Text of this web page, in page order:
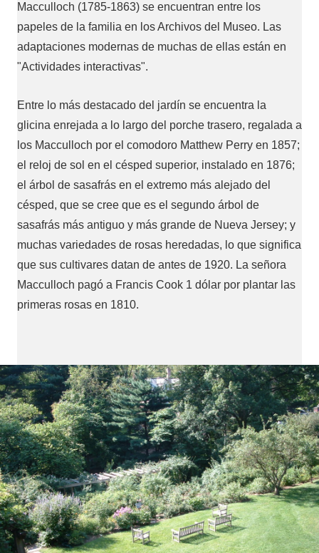
Macculloch (1785-1863) se encuentran entre los
papeles de la familia en los Archivos del Museo. Las
adaptaciones modernas de muchas de ellas están en
"Actividades interactivas".
Entre lo más destacado del jardín se encuentra la
glicina enrejada a lo largo del porche trasero, regalada a
los Macculloch por el comodoro Matthew Perry en 1857;
el reloj de sol en el césped superior, instalado en 1876;
el árbol de sasafrás en el extremo más alejado del
césped, que se cree que es el segundo árbol de
sasafrás más antiguo y más grande de Nueva Jersey; y
muchas variedades de rosas heredadas, lo que significa
que sus cultivares datan de antes de 1920. La señora
Macculloch pagó a Francis Cook 1 dólar por plantar las
primeras rosas en 1810.